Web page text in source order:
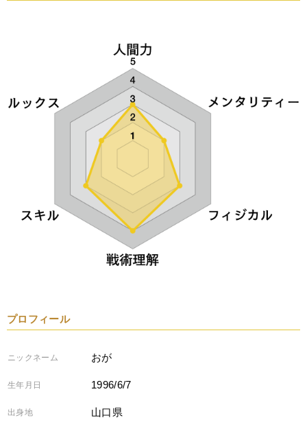
プロフィール
ニックネーム おが
生年月日 1996/6/7
出身地 山口県